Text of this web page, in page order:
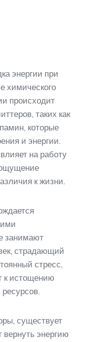
энергии при
химического
происходит
таких как
которые
и энергии.
на работу
к жизни.
занимают
страдающий
стресс,
к истощению
существует
вернуть энергию